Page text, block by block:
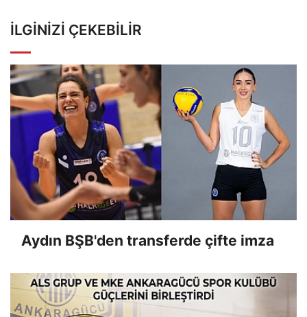
İLGINIZI ÇEKEBILIR
Aydın BŞB'den transferde çifte imza